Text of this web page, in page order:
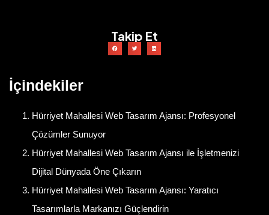
Takip Et
İçindekiler
Hürriyet Mahallesi Web Tasarım Ajansı: Profesyonel
Çözümler Sunuyor
Hürriyet Mahallesi Web Tasarım Ajansı ile İşletmenizi
Dijital Dünyada Öne Çıkarın
Hürriyet Mahallesi Web Tasarım Ajansı: Yaratıcı
Tasarımlarla Markanızı Güçlendirin